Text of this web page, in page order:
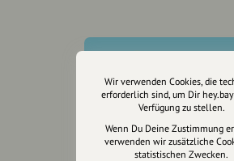
Wir verwenden Cookies, die
erforderlich sind, um Dir
Verfügung zu stellen.
Wenn Du Deine Zustimmung
verwenden wir zusätzliche
statistischen Zwecken.